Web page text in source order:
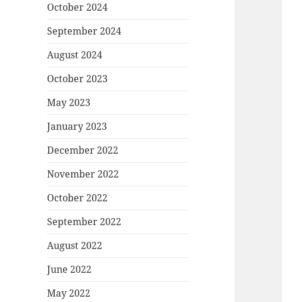
October 2024
September 2024
August 2024
October 2023
May 2023
January 2023
December 2022
November 2022
October 2022
September 2022
August 2022
June 2022
May 2022